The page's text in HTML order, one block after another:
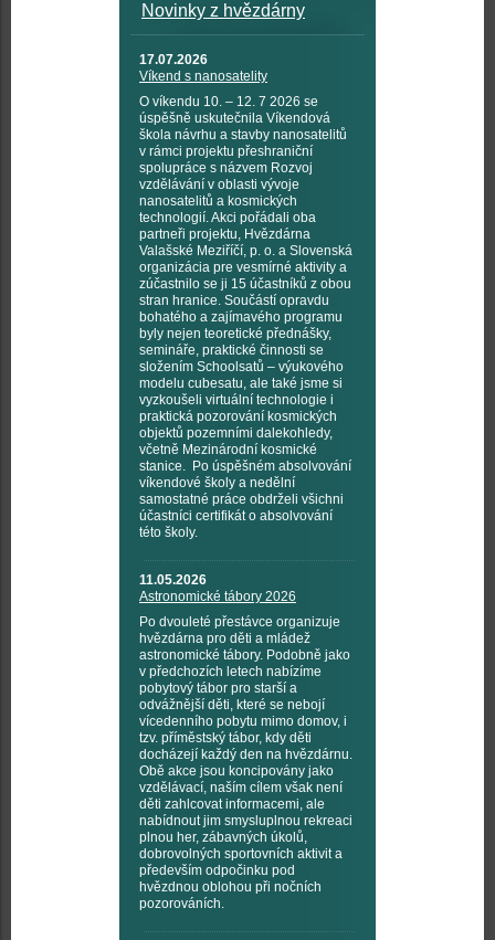
Novinky z hvězdárny
17.07.2026
Víkend s nanosatelity
O víkendu 10. – 12. 7 2026 se
úspěšně uskutečnila Víkendová
škola návrhu a stavby nanosatelitů
v rámci projektu přeshraniční
spolupráce s názvem Rozvoj
vzdělávání v oblasti vývoje
nanosatelitů a kosmických
technologií. Akci pořádali oba
partneři projektu, Hvězdárna
Valašské Meziříčí, p. o. a Slovenská
organizácia pre vesmírné aktivity a
zúčastnilo se ji 15 účastníků z obou
stran hranice. Součástí opravdu
bohatého a zajímavého programu
byly nejen teoretické přednášky,
semináře, praktické činnosti se
složením Schoolsatů – výukového
modelu cubesatu, ale také jsme si
vyzkoušeli virtuální technologie i
praktická pozorování kosmických
objektů pozemními dalekohledy,
včetně Mezinárodní kosmické
stanice. Po úspěšném absolvování
víkendové školy a nedělní
samostatné práce obdrželi všichni
účastníci certifikát o absolvování
této školy.
11.05.2026
Astronomické tábory 2026
Po dvouleté přestávce organizuje
hvězdárna pro děti a mládež
astronomické tábory. Podobně jako
v předchozích letech nabízíme
pobytový tábor pro starší a
odvážnější děti, které se nebojí
vícedenního pobytu mimo domov, i
tzv. příměstský tábor, kdy děti
docházejí každý den na hvězdárnu.
Obě akce jsou koncipovány jako
vzdělávací, naším cílem však není
děti zahlcovat informacemi, ale
nabídnout jim smysluplnou rekreaci
plnou her, zábavných úkolů,
dobrovolných sportovních aktivit a
především odpočinku pod
hvězdnou oblohou při nočních
pozorováních.